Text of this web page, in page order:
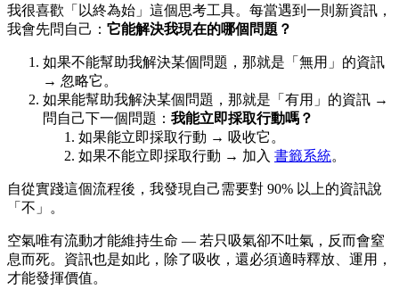
我很喜歡「以終為始」這個思考工具。每當遇到一則新資訊，
我會先問自己： 它能解決我現在的哪個問題？
如果不能幫助我解決某個問題，那就是「無用」的資訊
→ 忽略它。
如果能幫助我解決某個問題，那就是「有用」的資訊 →
問自己下一個問題： 我能立即採取行動嗎？
如果能立即採取行動 → 吸收它。
如果不能立即採取行動 → 加入 書籤系統。
自從實踐這個流程後，我發現自己需要對 90% 以上的資訊說
「不」。
空氣唯有流動才能維持生命 — 若只吸氣卻不吐氣，反而會窒
息而死。資訊也是如此，除了吸收，還必須適時釋放、運用，
才能發揮價值。